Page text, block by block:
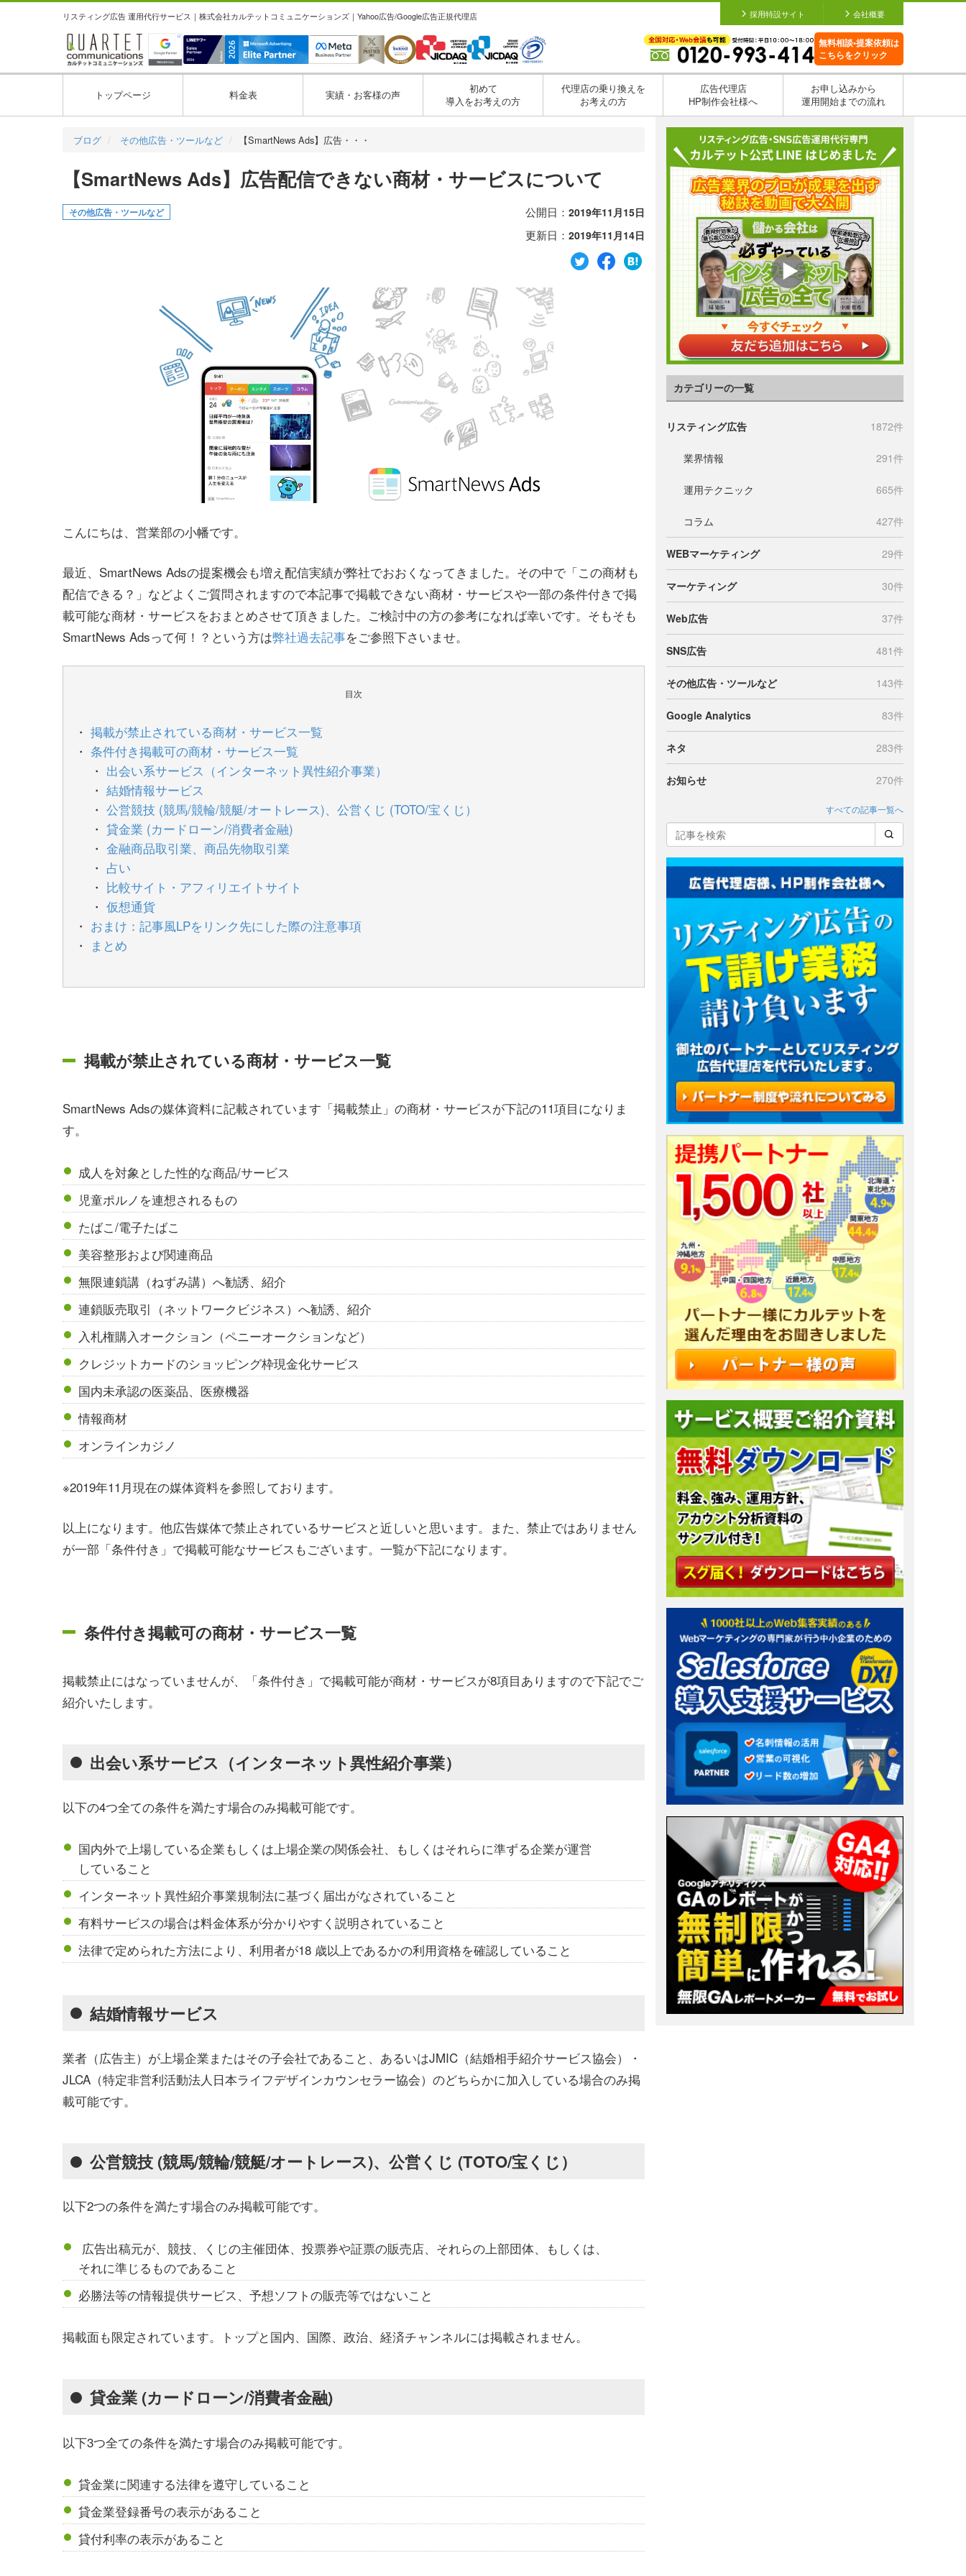
リスティング広告 運用代行サービス｜株式会社カルテットコミュニケーションズ｜Yahoo広告/Google広告正規代理店 採用特設サイト 会社概要
無料相談•提案依頼は
こちらをクリック
トップページ 料金表 実績・お客様の声
初めて
導入をお考えの方
代理店の乗り換えを
お考えの方
広告代理店
HP制作会社様へ
お申し込みから
運用開始までの流れ
ブログ その他広告・ツールなど 【SmartNews Ads】広告・・・
【SmartNews Ads】広告配信できない商材・サービスについて
その他広告・ツールなど 公開日： 2019年11月15日
更新日： 2019年11月14日
こんにちは、営業部の小幡です。
最近、SmartNews Adsの提案機会も増え配信実績が弊社でおおくなってきました。その中で「この商材も
配信できる？」などよくご質問されますので本記事で掲載できない商材・サービスや一部の条件付きで掲
載可能な商材・サービスをおまとめさせて頂きました。ご検討中の方の参考になれば幸いです。そもそも
SmartNews Adsって何！？という方は弊社過去記事をご参照下さいませ。
目次
掲載が禁止されている商材・サービス一覧
条件付き掲載可の商材・サービス一覧
出会い系サービス（インターネット異性紹介事業）
結婚情報サービス
公営競技 (競馬/競輪/競艇/オートレース)、公営くじ (TOTO/宝くじ）
貸金業 (カードローン/消費者金融)
金融商品取引業、商品先物取引業
占い
比較サイト・アフィリエイトサイト
仮想通貨
おまけ：記事風LPをリンク先にした際の注意事項
まとめ
掲載が禁止されている商材・サービス一覧
SmartNews Adsの媒体資料に記載されています「掲載禁止」の商材・サービスが下記の11項目になりま
す。
成人を対象とした性的な商品/サービス
児童ポルノを連想されるもの
たばこ/電子たばこ
美容整形および関連商品
無限連鎖講（ねずみ講）へ勧誘、紹介
連鎖販売取引（ネットワークビジネス）へ勧誘、紹介
入札権購入オークション（ペニーオークションなど）
クレジットカードのショッピング枠現金化サービス
国内未承認の医薬品、医療機器
情報商材
オンラインカジノ
※2019年11月現在の媒体資料を参照しております。
以上になります。他広告媒体で禁止されているサービスと近しいと思います。また、禁止ではありません
が一部「条件付き」で掲載可能なサービスもございます。一覧が下記になります。
条件付き掲載可の商材・サービス一覧
掲載禁止にはなっていませんが、「条件付き」で掲載可能が商材・サービスが8項目ありますので下記でご
紹介いたします。
出会い系サービス（インターネット異性紹介事業）
以下の4つ全ての条件を満たす場合のみ掲載可能です。
国内外で上場している企業もしくは上場企業の関係会社、もしくはそれらに準ずる企業が運営
していること
インターネット異性紹介事業規制法に基づく届出がなされていること
有料サービスの場合は料金体系が分かりやすく説明されていること
法律で定められた方法により、利用者が18 歳以上であるかの利用資格を確認していること
結婚情報サービス
業者（広告主）が上場企業またはその子会社であること、あるいはJMIC（結婚相手紹介サービス協会）・
JLCA（特定非営利活動法人日本ライフデザインカウンセラー協会）のどちらかに加入している場合のみ掲
載可能です。
公営競技 (競馬/競輪/競艇/オートレース)、公営くじ (TOTO/宝くじ）
以下2つの条件を満たす場合のみ掲載可能です。
広告出稿元が、競技、くじの主催団体、投票券や証票の販売店、それらの上部団体、もしくは、
それに準じるものであること
必勝法等の情報提供サービス、予想ソフトの販売等ではないこと
掲載面も限定されています。トップと国内、国際、政治、経済チャンネルには掲載されません。
貸金業 (カードローン/消費者金融)
以下3つ全ての条件を満たす場合のみ掲載可能です。
貸金業に関連する法律を遵守していること
貸金業登録番号の表示があること
貸付利率の表示があること
カテゴリーの一覧
リスティング広告 1872件
業界情報 291件
運用テクニック 665件
コラム 427件
WEBマーケティング 29件
マーケティング 30件
Web広告 37件
SNS広告 481件
その他広告・ツールなど 143件
Google Analytics 83件
ネタ 283件
お知らせ 270件
すべての記事一覧へ